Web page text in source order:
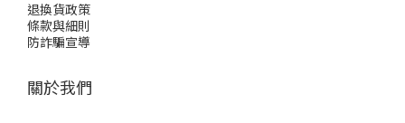
退換貨政策
條款與細則
防詐騙宣導
關於我們